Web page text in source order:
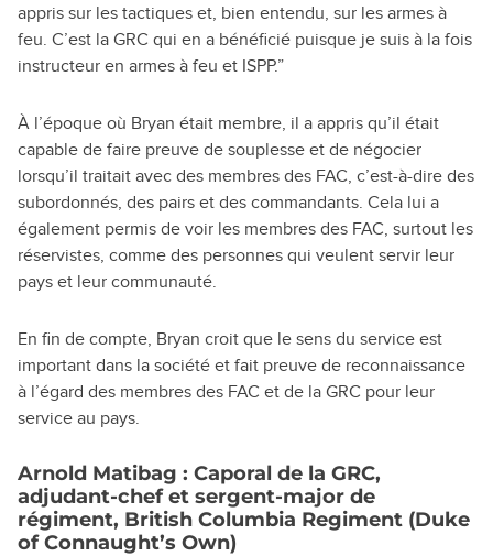
appris sur les tactiques et, bien entendu, sur les armes à
feu. C’est la GRC qui en a bénéficié puisque je suis à la fois
instructeur en armes à feu et ISPP.”
À l’époque où Bryan était membre, il a appris qu’il était
capable de faire preuve de souplesse et de négocier
lorsqu’il traitait avec des membres des FAC, c’est-à-dire des
subordonnés, des pairs et des commandants. Cela lui a
également permis de voir les membres des FAC, surtout les
réservistes, comme des personnes qui veulent servir leur
pays et leur communauté.
En fin de compte, Bryan croit que le sens du service est
important dans la société et fait preuve de reconnaissance
à l’égard des membres des FAC et de la GRC pour leur
service au pays.
Arnold Matibag : Caporal de la GRC,
adjudant-chef et sergent-major de
régiment, British Columbia Regiment (Duke
of Connaught’s Own)